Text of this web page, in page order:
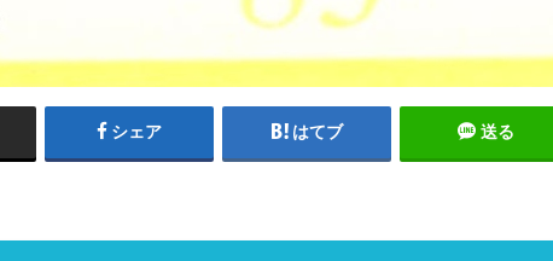
シェア はてブ 送る